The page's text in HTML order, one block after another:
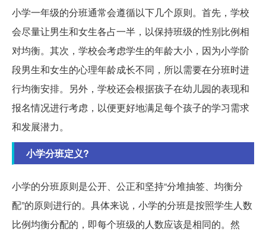
小学一年级的分班通常会遵循以下几个原则。首先，学校
会尽量让男生和女生各占一半，以保持班级的性别比例相
对均衡。其次，学校会考虑学生的年龄大小，因为小学阶
段男生和女生的心理年龄成长不同，所以需要在分班时进
行均衡安排。另外，学校还会根据孩子在幼儿园的表现和
报名情况进行考虑，以便更好地满足每个孩子的学习需求
和发展潜力。
小学分班定义?
小学的分班原则是公开、公正和坚持“分堆抽签、均衡分
配”的原则进行的。具体来说，小学的分班是按照学生人数
比例均衡分配的，即每个班级的人数应该是相同的。然